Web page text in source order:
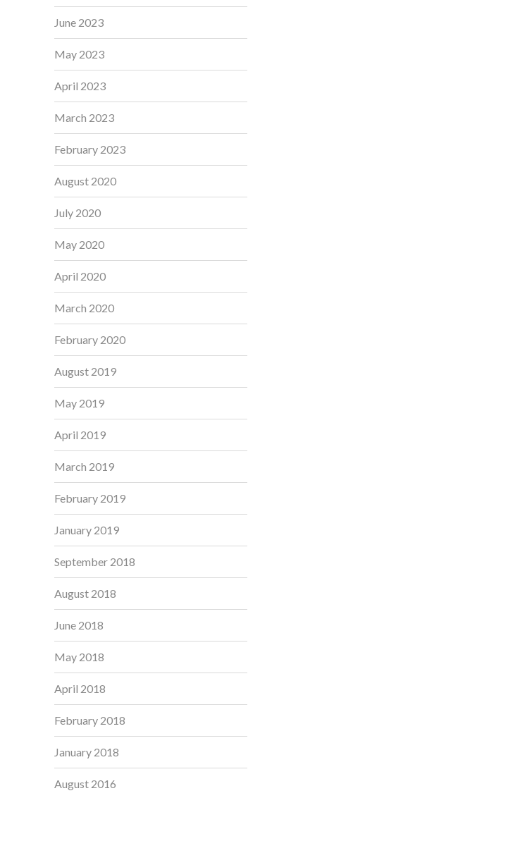
June 2023
May 2023
April 2023
March 2023
February 2023
August 2020
July 2020
May 2020
April 2020
March 2020
February 2020
August 2019
May 2019
April 2019
March 2019
February 2019
January 2019
September 2018
August 2018
June 2018
May 2018
April 2018
February 2018
January 2018
August 2016